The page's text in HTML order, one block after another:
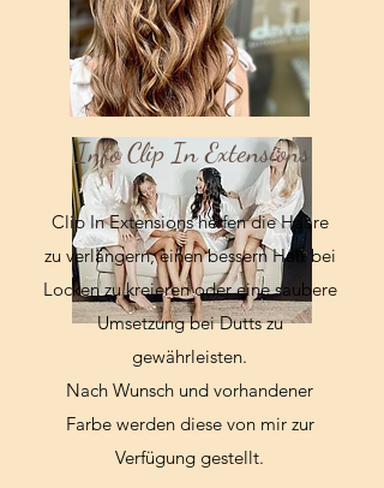
Info Clip In Extensions
Clip In Extensions helfen die Haare
zu verlängern, einen bessern Halt bei
Locken zu kreieren oder eine saubere
Umsetzung bei Dutts zu
gewährleisten.
Nach Wunsch und vorhandener
Farbe werden diese von mir zur
Verfügung gestellt.